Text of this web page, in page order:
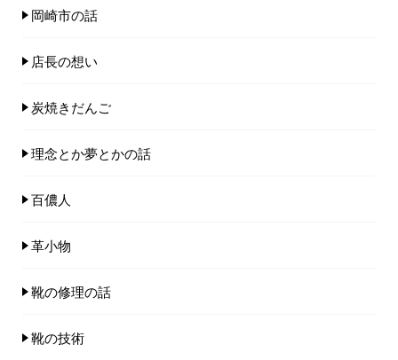
岡崎市の話
店長の想い
炭焼きだんご
理念とか夢とかの話
百儂人
革小物
靴の修理の話
靴の技術